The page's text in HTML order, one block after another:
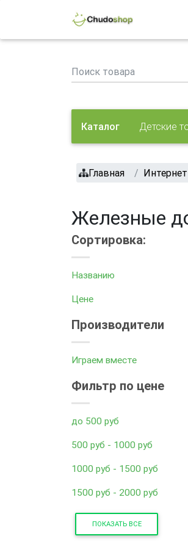
Каталог Детские
Главная
Железные
Сортировка:
Названию
Цене
Производители
Играем вместе
Фильтр по цене
до 500 руб
500 руб - 1000 руб
1000 руб - 1500 руб
1500 руб - 2000 руб
ПОКАЗАТЬ ВСЕ